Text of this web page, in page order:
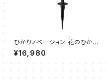
ひかりノベーション 花のひかり
基本セット（2個セット、ポール
短、ポール長、スパイク、ジョイン
¥16,980